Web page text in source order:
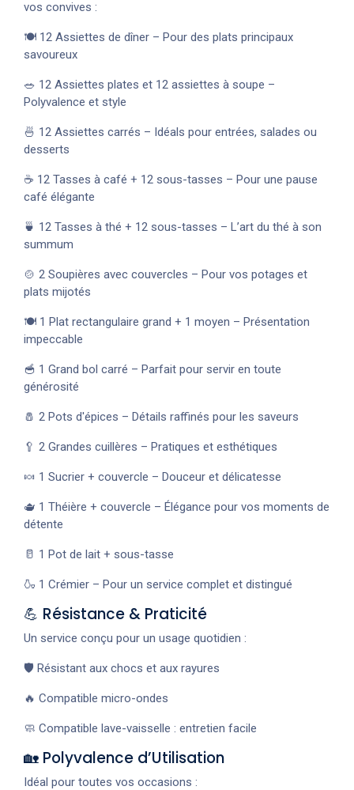
vos convives :
🍽️ 12 Assiettes de dîner – Pour des plats principaux
savoureux
🥗 12 Assiettes plates et 12 assiettes à soupe –
Polyvalence et style
🍜 12 Assiettes carrés – Idéals pour entrées, salades ou
desserts
☕ 12 Tasses à café + 12 sous-tasses – Pour une pause
café élégante
🍵 12 Tasses à thé + 12 sous-tasses – L’art du thé à son
summum
🍲 2 Soupières avec couvercles – Pour vos potages et
plats mijotés
🍽️ 1 Plat rectangulaire grand + 1 moyen – Présentation
impeccable
🥣 1 Grand bol carré – Parfait pour servir en toute
générosité
🧂 2 Pots d'épices – Détails raffinés pour les saveurs
🥄 2 Grandes cuillères – Pratiques et esthétiques
🍬 1 Sucrier + couvercle – Douceur et délicatesse
🫖 1 Théière + couvercle – Élégance pour vos moments de
détente
🥛 1 Pot de lait + sous-tasse
🍶 1 Crémier – Pour un service complet et distingué
💪 Résistance & Praticité
Un service conçu pour un usage quotidien :
🛡️ Résistant aux chocs et aux rayures
🔥 Compatible micro-ondes
🧼 Compatible lave-vaisselle : entretien facile
🏡 Polyvalence d’Utilisation
Idéal pour toutes vos occasions :